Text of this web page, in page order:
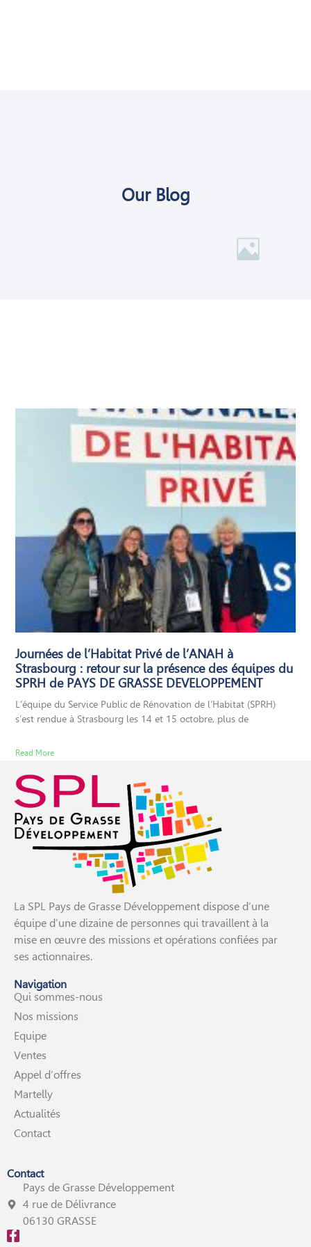
Our Blog
Journées de l’Habitat Privé de l’ANAH à
Strasbourg : retour sur la présence des équipes du
SPRH de PAYS DE GRASSE DEVELOPPEMENT
L’équipe du Service Public de Rénovation de l’Habitat (SPRH)
s’est rendue à Strasbourg les 14 et 15 octobre, plus de
Read More
La SPL Pays de Grasse Développement dispose d’une
équipe d’une dizaine de personnes qui travaillent à la
mise en œuvre des missions et opérations confiées par
ses actionnaires.
Navigation
Qui sommes-nous
Nos missions
Equipe
Ventes
Appel d’offres
Martelly
Actualités
Contact
Contact
Pays de Grasse Développement
4 rue de Délivrance
06130 GRASSE